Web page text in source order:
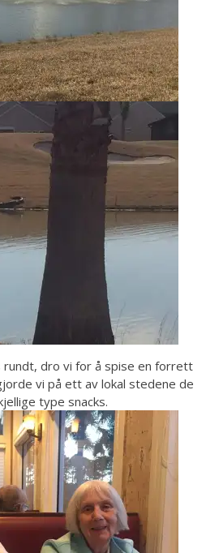
dro vi for å spise en forrett
vi på ett av lokal stedene de
type snacks.